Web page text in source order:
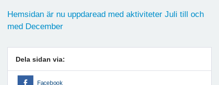
Hemsidan är nu uppdaread med aktiviteter Juli till och
med December
Dela sidan via:
Facebook